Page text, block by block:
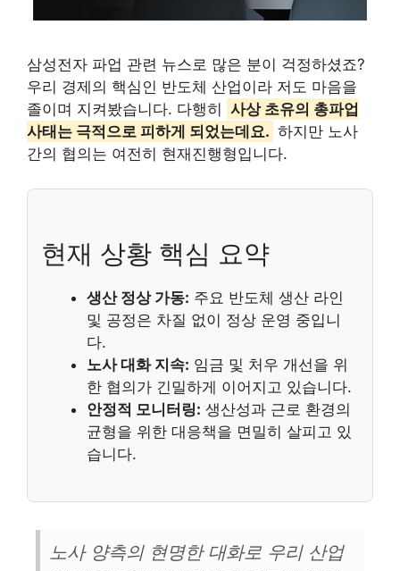
삼성전자 파업 관련 뉴스로 많은 분이 걱정하셨죠?
우리 경제의 핵심인 반도체 산업이라 저도 마음을
졸이며 지켜봤습니다. 다행히 사상 초유의 총파업
사태는 극적으로 피하게 되었는데요. 하지만 노사
간의 협의는 여전히 현재진행형입니다.
현재 상황 핵심 요약
생산 정상 가동: 주요 반도체 생산 라인
및 공정은 차질 없이 정상 운영 중입니
다.
노사 대화 지속: 임금 및 처우 개선을 위
한 협의가 긴밀하게 이어지고 있습니다.
안정적 모니터링: 생산성과 근로 환경의
균형을 위한 대응책을 면밀히 살피고 있
습니다.
노사 양측의 현명한 대화로 우리 산업